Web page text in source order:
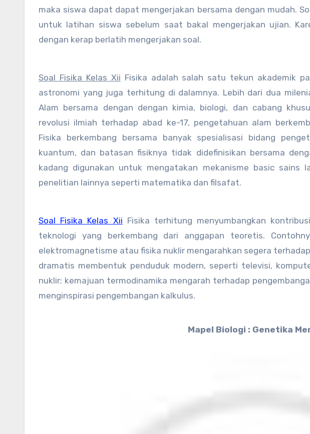
maka siswa dapat dapat mengerjakan bersama dengan mudah.
untuk latihan siswa sebelum saat bakal mengerjakan ujian.
dengan kerap berlatih mengerjakan soal.
Soal Fisika Kelas Xii Fisika adalah salah satu tekun akademik
astronomi yang juga terhitung di dalamnya. Lebih dari dua
Alam bersama dengan dengan kimia, biologi, dan cabang
revolusi ilmiah terhadap abad ke-17, pengetahuan alam
Fisika berkembang bersama banyak spesialisasi bidang
kuantum, dan batasan fisiknya tidak didefinisikan bersama
kadang digunakan untuk mengatakan mekanisme basic sains
penelitian lainnya seperti matematika dan filsafat.
Soal Fisika Kelas Xii Fisika terhitung menyumbangkan
teknologi yang berkembang dari anggapan teoretis.
elektromagnetisme atau fisika nuklir mengarahkan segera
dramatis membentuk penduduk modern, seperti televisi,
nuklir; kemajuan termodinamika mengarah terhadap
menginspirasi pengembangan kalkulus.
Mapel Biologi : Genetika